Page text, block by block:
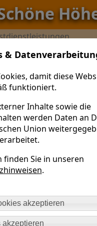
&
damit diese
funktioniert.
Inhalte sowie die
werden Daten an
Union
Sie in unseren
.
akzeptieren
beschäftigt sich